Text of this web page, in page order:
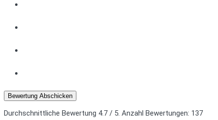
Bewertung Abschicken
Durchschnittliche Bewertung 4.7 / 5. Anzahl Bewertungen: 137